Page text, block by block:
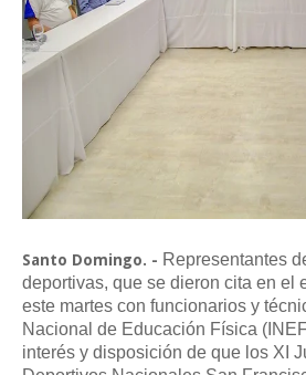
Santo Domingo. - Representantes
deportivas, que se dieron cita en el
este martes con funcionarios y
Nacional de Educación Física
interés y disposición de que los XI